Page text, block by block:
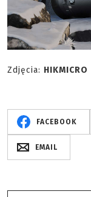
Zdjęcia: HIKMICRO
FACEBOOK
EMAIL